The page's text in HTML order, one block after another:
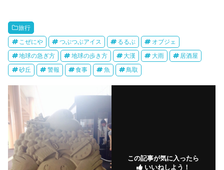
旅行
こぜにや つぶつぶアイス るるぶ オブジェ
地球の急ぎ方 地球の歩き方 大漢 大雨 居酒屋
砂丘 警報 食事 魚 鳥取
この記事が気に入ったら
いいねしよう！